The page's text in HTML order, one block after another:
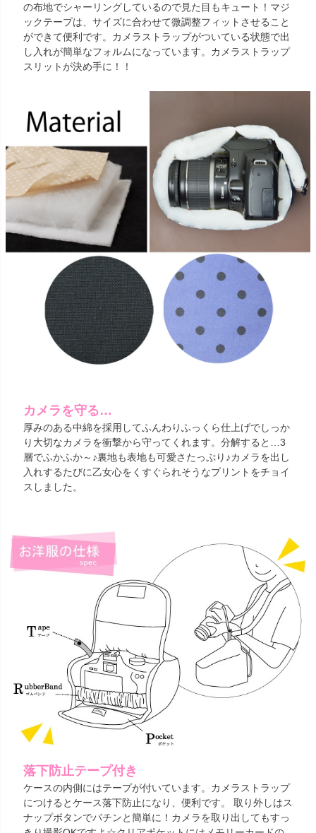
の布地でシャーリングしているので見た目もキュート！マジ
ックテープは、サイズに合わせて微調整フィットさせること
ができて便利です。カメラストラップがついている状態で出
し入れが簡単なフォルムになっています。カメラストラップ
スリットが決め手に！！
カメラを守る…
厚みのある中綿を採用してふんわりふっくら仕上げでしっか
り大切なカメラを衝撃から守ってくれます。分解すると…3
層でふかふか～♪裏地も表地も可愛さたっぷり♪カメラを出し
入れするたびに乙女心をくすぐられそうなプリントをチョイ
スしました。
落下防止テープ付き
ケースの内側にはテープが付いています。カメラストラップ
につけるとケース落下防止になり、便利です。 取り外しはス
ナップボタンでパチンと簡単に！カメラを取り出してもすっ